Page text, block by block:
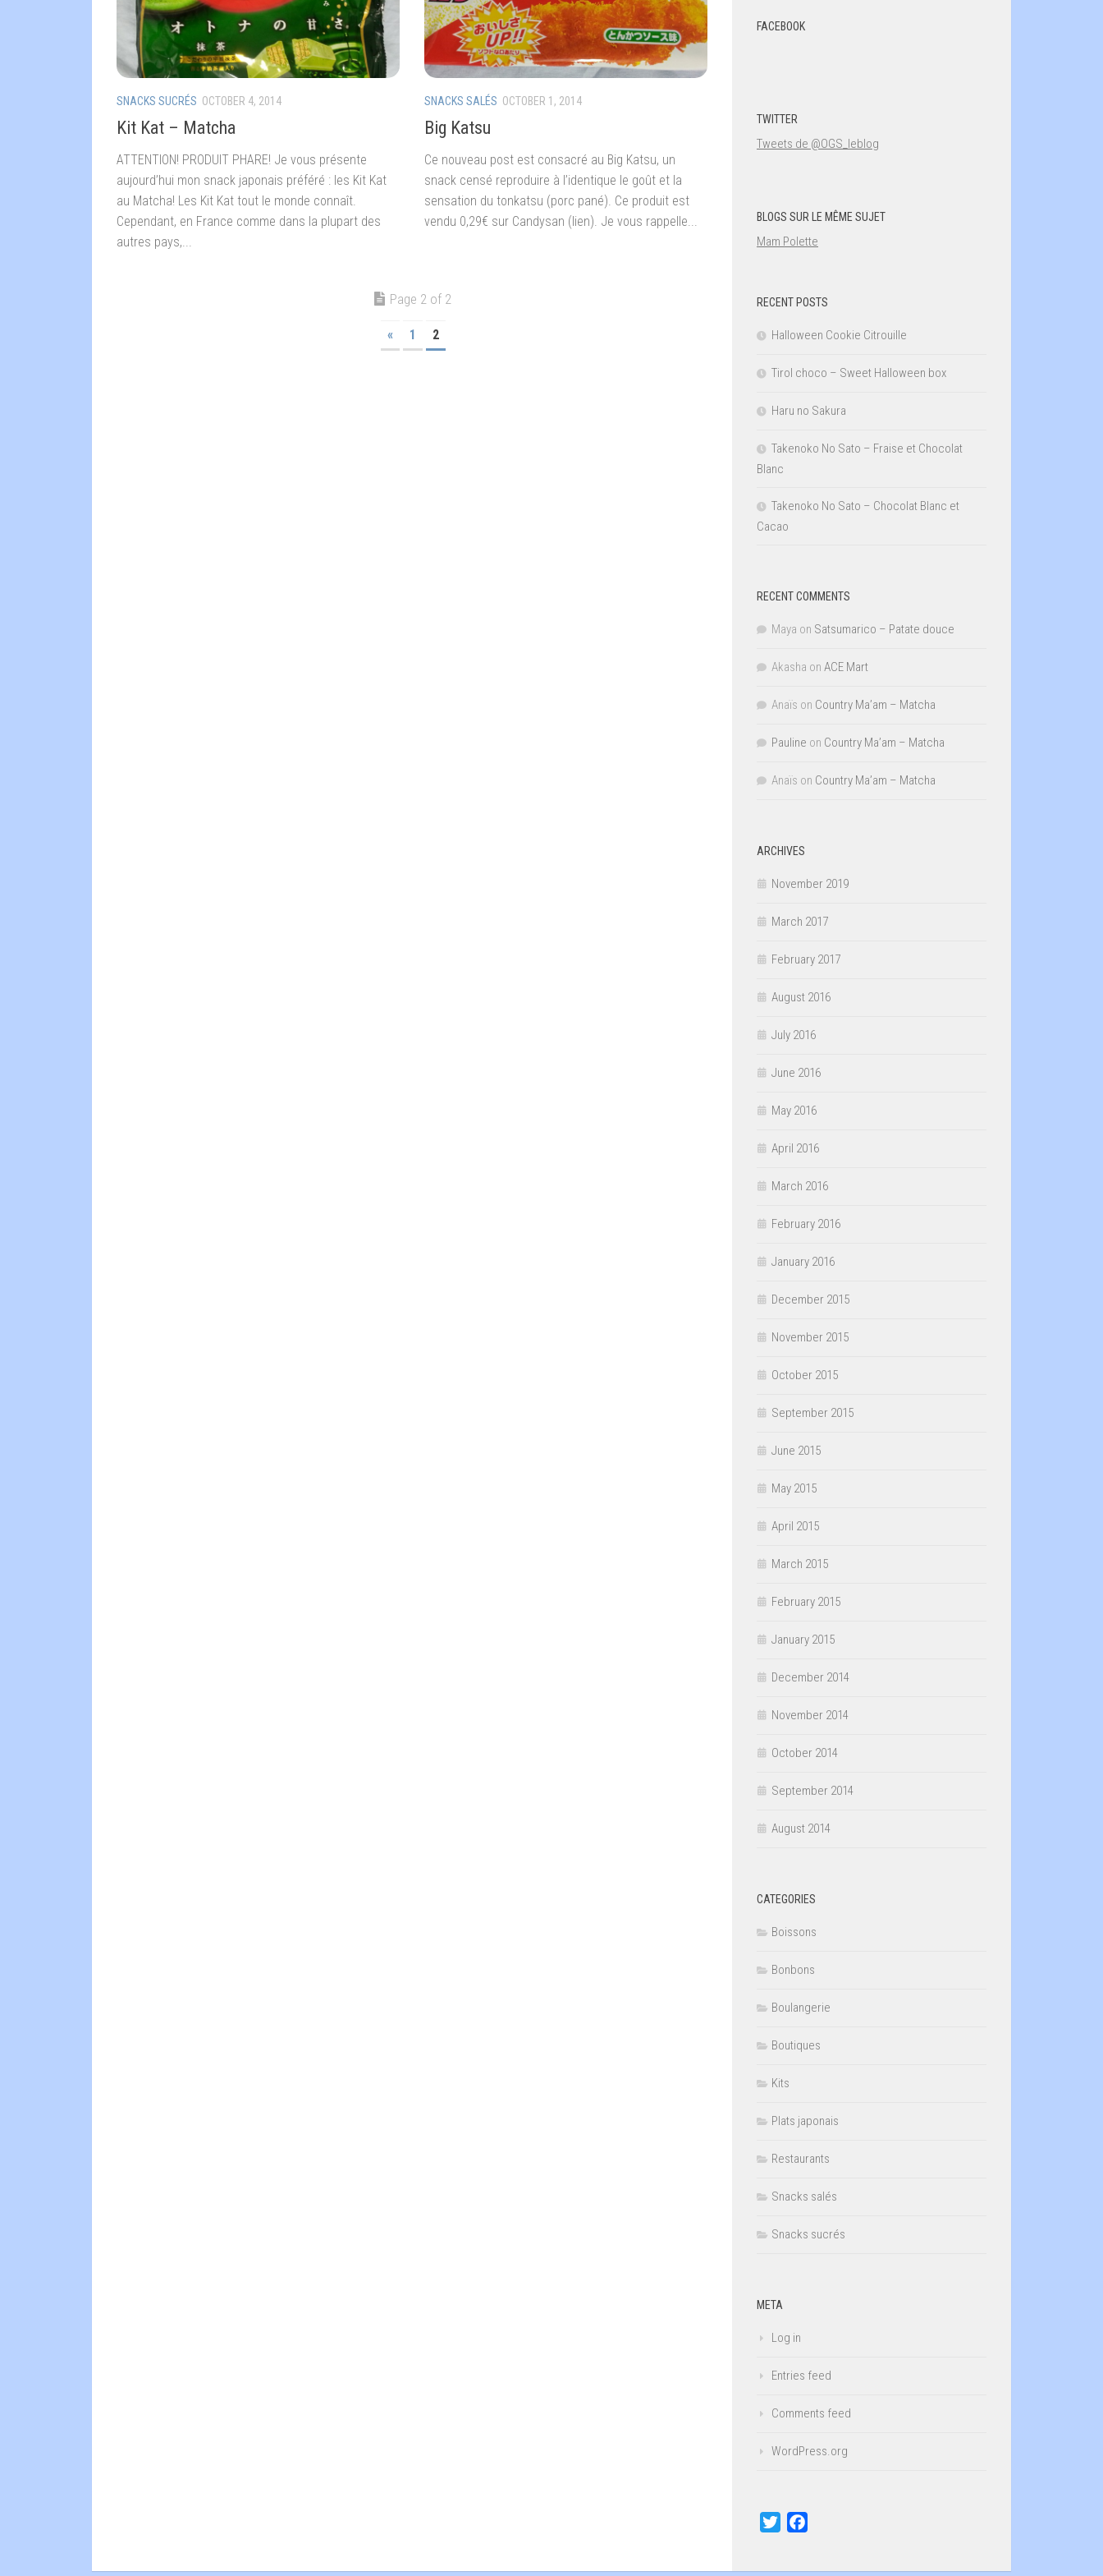
SNACKS SUCRÉS OCTOBER 4, 2014
Kit Kat – Matcha
ATTENTION! PRODUIT PHARE! Je vous présente
aujourd’hui mon snack japonais préféré : les Kit Kat
au Matcha! Les Kit Kat tout le monde connaît.
Cependant, en France comme dans la plupart des
autres pays,...
SNACKS SALÉS OCTOBER 1, 2014
Big Katsu
Ce nouveau post est consacré au Big Katsu, un
snack censé reproduire à l’identique le goût et la
sensation du tonkatsu (porc pané). Ce produit est
vendu 0,29€ sur Candysan (lien). Je vous rappelle...
Page 2 of 2
« 1 2
FACEBOOK
TWITTER
Tweets de @OGS_leblog
BLOGS SUR LE MÊME SUJET
Mam Polette
RECENT POSTS
Halloween Cookie Citrouille
Tirol choco – Sweet Halloween box
Haru no Sakura
Takenoko No Sato – Fraise et Chocolat
Blanc
Takenoko No Sato – Chocolat Blanc et
Cacao
RECENT COMMENTS
Maya on Satsumarico – Patate douce
Akasha on ACE Mart
Anaïs on Country Ma’am – Matcha
Pauline on Country Ma’am – Matcha
Anaïs on Country Ma’am – Matcha
ARCHIVES
November 2019
March 2017
February 2017
August 2016
July 2016
June 2016
May 2016
April 2016
March 2016
February 2016
January 2016
December 2015
November 2015
October 2015
September 2015
June 2015
May 2015
April 2015
March 2015
February 2015
January 2015
December 2014
November 2014
October 2014
September 2014
August 2014
CATEGORIES
Boissons
Bonbons
Boulangerie
Boutiques
Kits
Plats japonais
Restaurants
Snacks salés
Snacks sucrés
META
Log in
Entries feed
Comments feed
WordPress.org
Twitter